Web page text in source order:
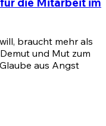
braucht mehr als
und Mut zum
aus Angst